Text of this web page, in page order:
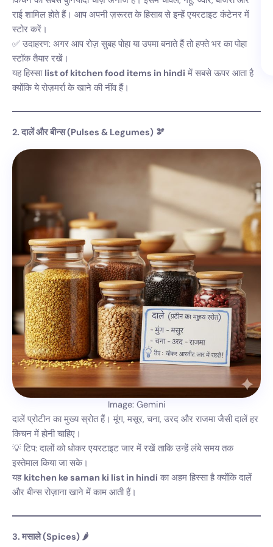
राई शामिल होते हैं। आप अपनी ज़रूरत के हिसाब से इन्हें एयरटाइट कंटेनर में
स्टोर करें।
✅ उदाहरण: अगर आप रोज़ सुबह पोहा या उपमा बनाते हैं तो हफ्ते भर का पोहा
स्टॉक तैयार रखें।
यह हिस्सा list of kitchen food items in hindi में सबसे ऊपर आता है
क्योंकि ये रोज़मर्रा के खाने की नींव हैं।
2. दालें और बीन्स (Pulses & Legumes) 🫘
Image: Gemini
दालें प्रोटीन का मुख्य स्रोत हैं। मूंग, मसूर, चना, उरद और राजमा जैसी दालें हर
किचन में होनी चाहिए।
💡 टिप: दालों को धोकर एयरटाइट जार में रखें ताकि उन्हें लंबे समय तक
इस्तेमाल किया जा सके।
यह kitchen ke saman ki list in hindi का अहम हिस्सा है क्योंकि दालें
और बीन्स रोज़ाना खाने में काम आती हैं।
3. मसाले (Spices) 🌶️